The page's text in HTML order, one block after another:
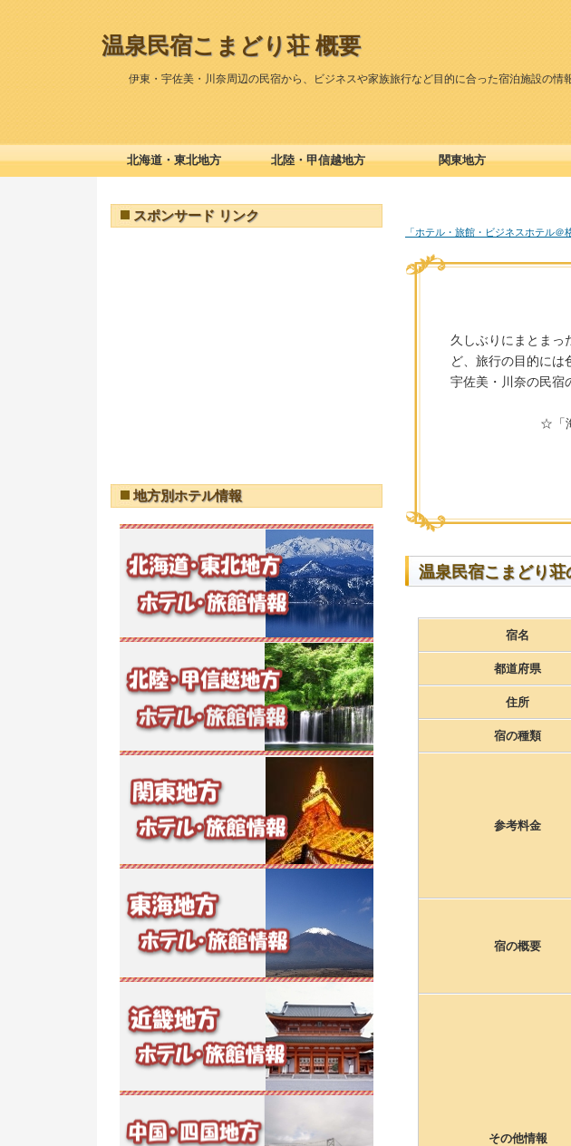
温泉民宿こまどり荘 概要
伊東・宇佐美・川奈周辺の民宿から、ビジネスや家族旅行など目的に合った宿泊施設の情
「ホテル・旅館・ビジネスホテル＠
久しぶりにまとまっ
ど、旅行の目的には
宇佐美・川奈の民宿
☆「
温泉民宿こまどり荘
宿名
都道府県
住所
宿の種類
参考料金
宿の概要
その他情報
スポンサード リンク
地方別ホテル情報
北海道・東北地方 北陸・甲信越地方 関東地方